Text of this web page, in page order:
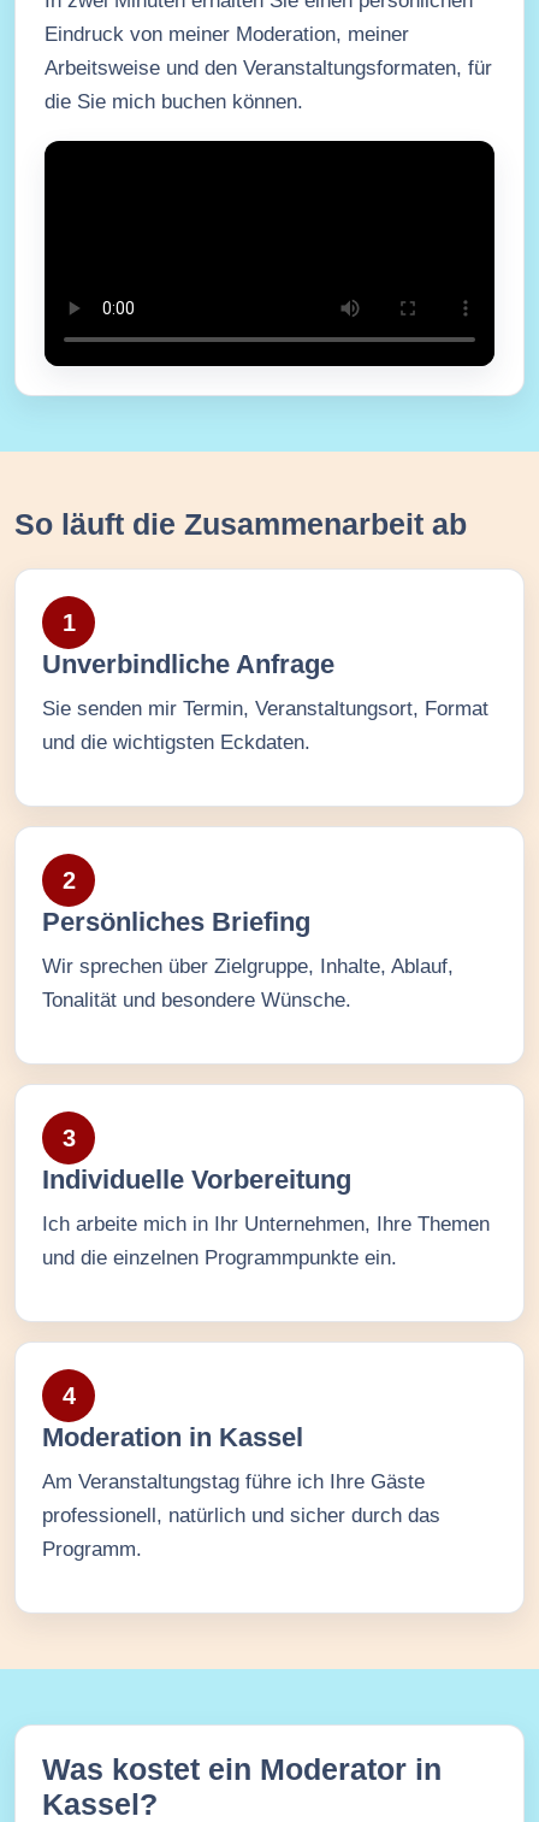
Eindruck von meiner Moderation, meiner
Arbeitsweise und den Veranstaltungsformaten, für
die Sie mich buchen können.
So läuft die Zusammenarbeit ab
1
Unverbindliche Anfrage
Sie senden mir Termin, Veranstaltungsort, Format
und die wichtigsten Eckdaten.
2
Persönliches Briefing
Wir sprechen über Zielgruppe, Inhalte, Ablauf,
Tonalität und besondere Wünsche.
3
Individuelle Vorbereitung
Ich arbeite mich in Ihr Unternehmen, Ihre Themen
und die einzelnen Programmpunkte ein.
4
Moderation in Kassel
Am Veranstaltungstag führe ich Ihre Gäste
professionell, natürlich und sicher durch das
Programm.
Was kostet ein Moderator in
Kassel?